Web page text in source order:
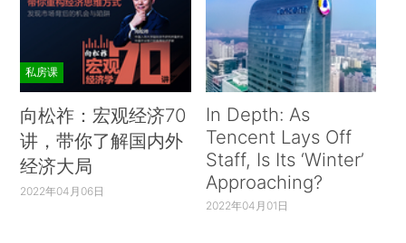
私房课
向松祚：宏观经济70
讲，带你了解国内外
经济大局
2022年04月06日
In Depth: As
Tencent Lays Off
Staff, Is Its ‘Winter’
Approaching?
2022年04月01日